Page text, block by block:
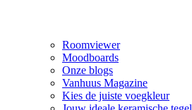
Roomviewer
Moodboards
Onze blogs
Vanhuus Magazine
Kies de juiste voegkleur